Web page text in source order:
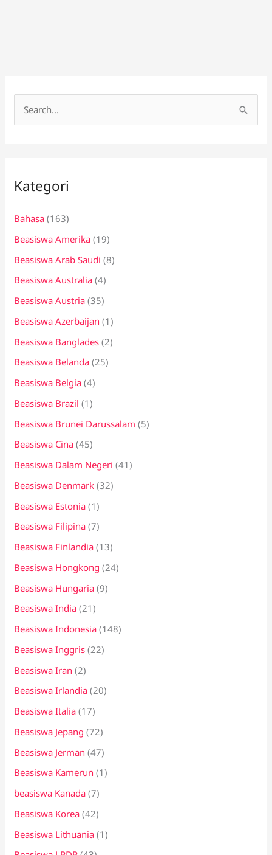
u
t
u
k
:
Kategori
Bahasa (163)
Beasiswa Amerika (19)
Beasiswa Arab Saudi (8)
Beasiswa Australia (4)
Beasiswa Austria (35)
Beasiswa Azerbaijan (1)
Beasiswa Banglades (2)
Beasiswa Belanda (25)
Beasiswa Belgia (4)
Beasiswa Brazil (1)
Beasiswa Brunei Darussalam (5)
Beasiswa Cina (45)
Beasiswa Dalam Negeri (41)
Beasiswa Denmark (32)
Beasiswa Estonia (1)
Beasiswa Filipina (7)
Beasiswa Finlandia (13)
Beasiswa Hongkong (24)
Beasiswa Hungaria (9)
Beasiswa India (21)
Beasiswa Indonesia (148)
Beasiswa Inggris (22)
Beasiswa Iran (2)
Beasiswa Irlandia (20)
Beasiswa Italia (17)
Beasiswa Jepang (72)
Beasiswa Jerman (47)
Beasiswa Kamerun (1)
beasiswa Kanada (7)
Beasiswa Korea (42)
Beasiswa Lithuania (1)